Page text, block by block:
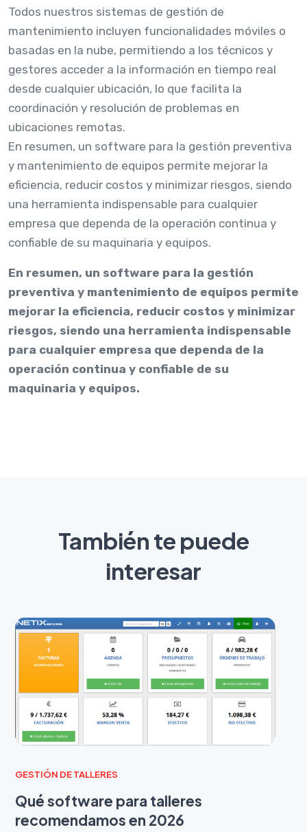
Todos nuestros sistemas de gestión de
mantenimiento incluyen funcionalidades móviles o
basadas en la nube, permitiendo a los técnicos y
gestores acceder a la información en tiempo real
desde cualquier ubicación, lo que facilita la
coordinación y resolución de problemas en
ubicaciones remotas.
En resumen, un software para la gestión preventiva
y mantenimiento de equipos permite mejorar la
eficiencia, reducir costos y minimizar riesgos, siendo
una herramienta indispensable para cualquier
empresa que dependa de la operación continua y
confiable de su maquinaria y equipos.
En resumen, un software para la gestión
preventiva y mantenimiento de equipos permite
mejorar la eficiencia, reducir costos y minimizar
riesgos, siendo una herramienta indispensable
para cualquier empresa que dependa de la
operación continua y confiable de su
maquinaria y equipos.
También te puede
interesar
GESTIÓN DE TALLERES
Qué software para talleres
recomendamos en 2026